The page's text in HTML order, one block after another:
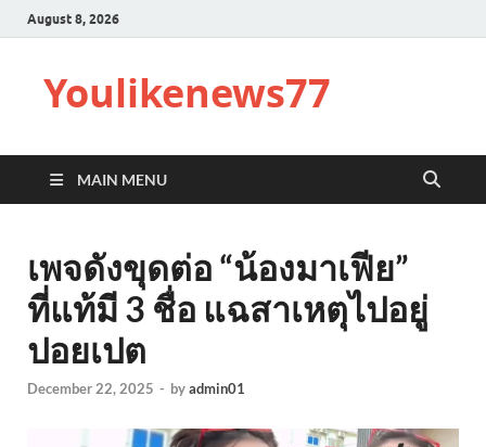
August 8, 2026
Youlikenews77
MAIN MENU
เพจดังขุดต่อ “น้องมาเฟีย”
ที่แท้มี 3 ชื่อ แฉสาเหตุไปอยู่
ปอยเปต
December 22, 2025 - byadmin01